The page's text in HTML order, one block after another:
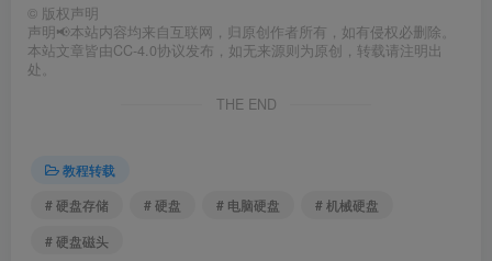
© 版权声明
声明📢本站内容均来自互联网，归原创作者所有，如有侵权必删除。
本站文章皆由CC-4.0协议发布，如无来源则为原创，转载请注明出
处。
THE END
教程转载
# 硬盘存储
# 硬盘 # 电脑硬盘
# 机械硬盘
# 硬盘磁头